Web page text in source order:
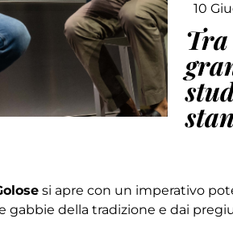
10
si apre con un imperativo
gabbie della tradizione e dai